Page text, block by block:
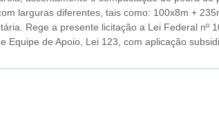
larguras diferentes, tais como: 100x8m +
Rege a presente licitação a Lei Federal nº
de Apoio, Lei 123, com aplicação